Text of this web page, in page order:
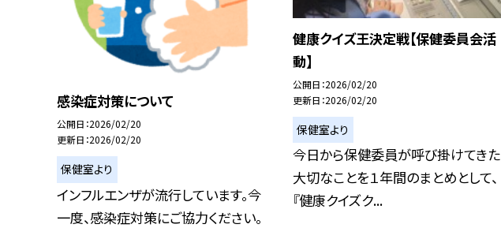
感染症対策について
公開日 2026/02/20
更新日 2026/02/20
保健室より
インフルエンザが流行しています。今
一度、感染症対策にご協力ください。
健康クイズ王決定戦【保健委員会活
動】
公開日 2026/02/20
更新日 2026/02/20
保健室より
今日から保健委員が呼び掛けてきた
大切なことを１年間のまとめとして、
『健康クイズク...